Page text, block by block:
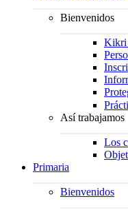
Bienvenidos
Kikri
Así trabajamos
Los
Primaria
Bienvenidos